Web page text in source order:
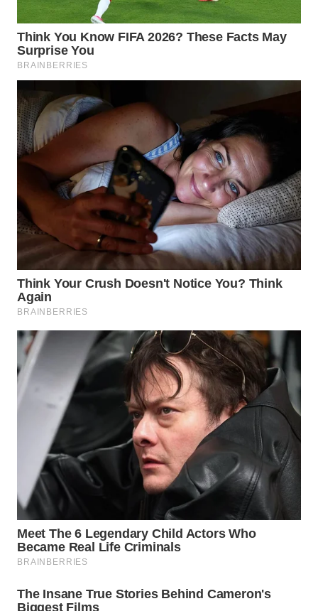
BOGOR
WN
DEPOK
WN
TAPANULI
UTARA
WN
SAMOSIR
PADANG
LAWAS
WN
SUMEDANG
WN
CIANJUR
WN
KEPULAUAN
SERIBU
WN
TANGERANG
WN
WN